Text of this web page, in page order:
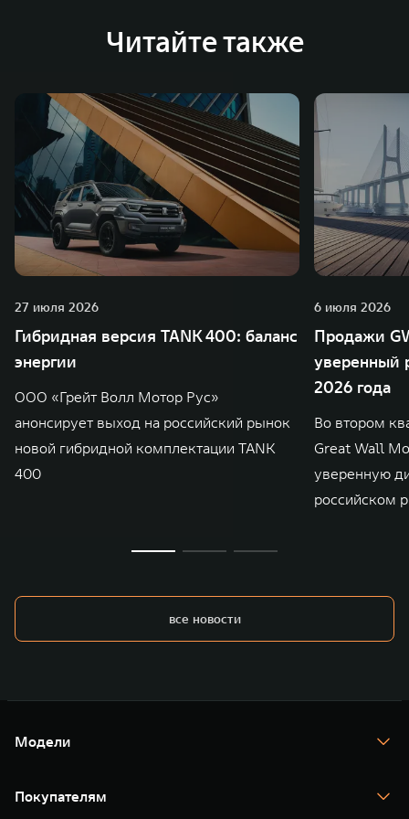
зарубежных – в России, Таиланде, Бразилии и Индии, а
Читайте также
27 июля 2026
Гибридная версия TANK 400: баланс
энергии
ООО «Грейт Волл Мотор Рус»
анонсирует выход на российский рынок
новой гибридной комплектации TANK
400
6 июля 2026
Продажи
уверенный
2026 года
Во втором
Great Wall
уверенную
российском
все новости
Модели
TANK 400
TANK 500
Покупателям